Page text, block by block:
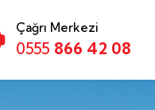
Çağrı Merkezi
0555 866 42 08